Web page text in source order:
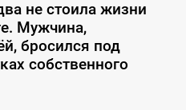
не стоила жизни
Мужчина,
бросился под
собственного